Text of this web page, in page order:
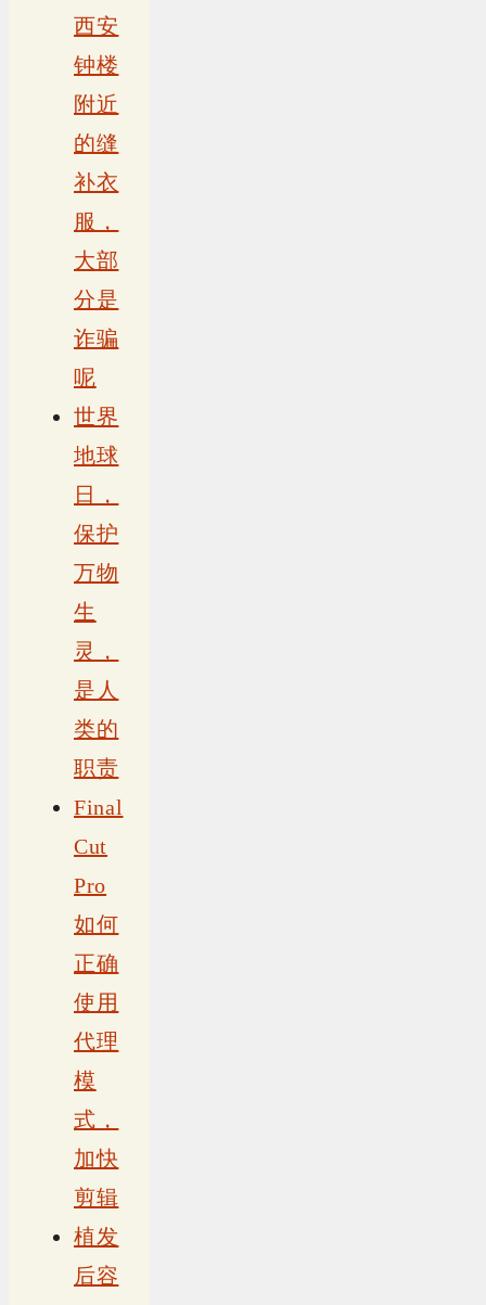
西安
钟楼
附近
的缝
补衣
服，
大部
分是
诈骗
呢
世界
地球
日，
保护
万物
生
灵，
是人
类的
职责
Final
Cut
Pro
如何
正确
使用
代理
模
式，
加快
剪辑
植发
后容